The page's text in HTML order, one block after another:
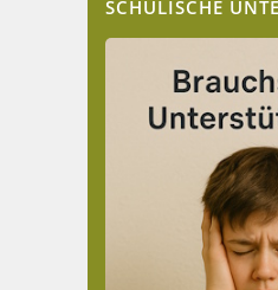
SCHULISCHE